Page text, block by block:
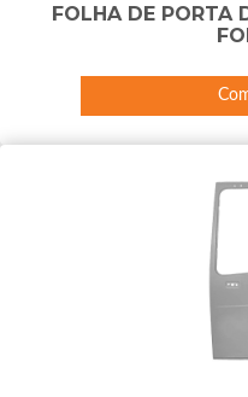
FOLHA DE PORTA